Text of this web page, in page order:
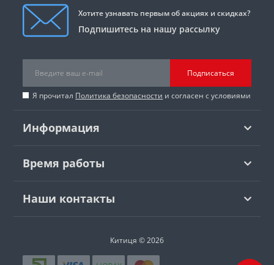
Хотите узнавать первым об акциях и скидках?
Подпишитесь на нашу рассылку
Подписаться
Я прочитал Политика безопасности и согласен с условиями
Информация
Время работы
Наши контакты
Китиця © 2026